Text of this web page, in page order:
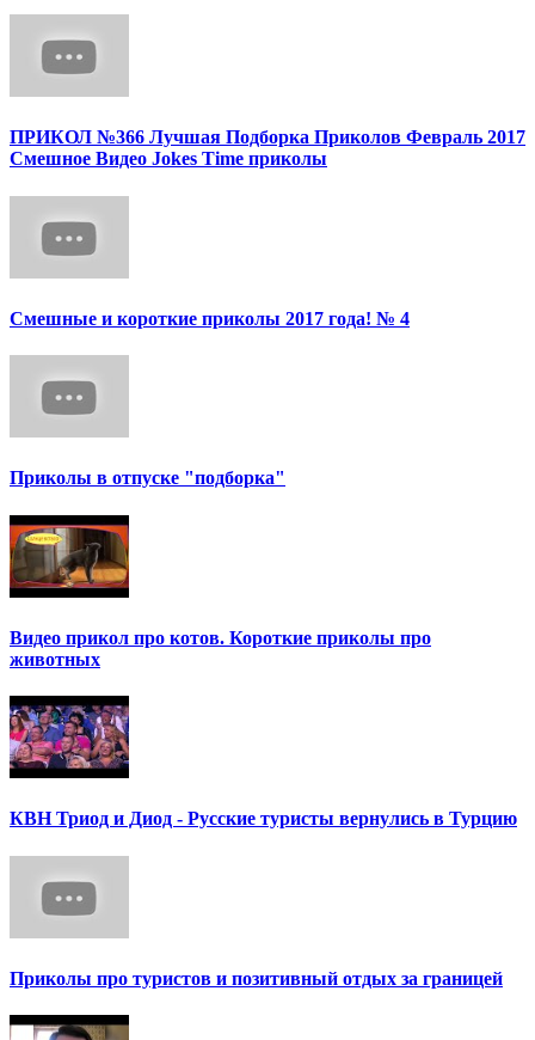
ПРИКОЛ №366 Лучшая Подборка Приколов Февраль 2017
Смешное Видео Jokes Time приколы
Смешные и короткие приколы 2017 года! № 4
Приколы в отпуске "подборка"
Видео прикол про котов. Короткие приколы про
животных
КВН Триод и Диод - Русские туристы вернулись в Турцию
Приколы про туристов и позитивный отдых за границей